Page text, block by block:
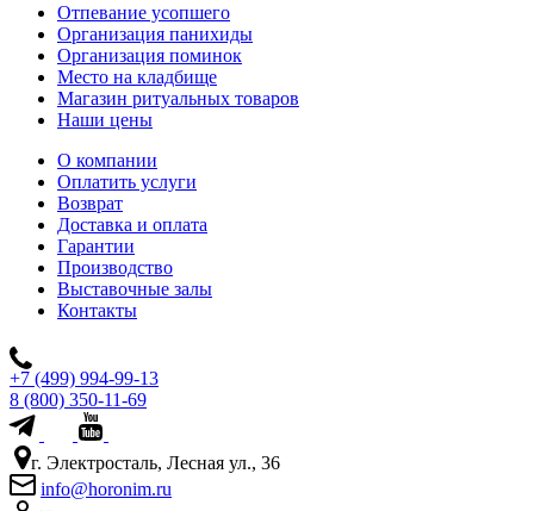
Отпевание усопшего
Организация панихиды
Организация поминок
Место на кладбище
Магазин ритуальных товаров
Наши цены
О компании
Оплатить услуги
Возврат
Доставка и оплата
Гарантии
Производство
Выставочные залы
Контакты
+7 (499) 994-99-13
8 (800) 350-11-69
г. Электросталь, Лесная ул., 36
info@horonim.ru